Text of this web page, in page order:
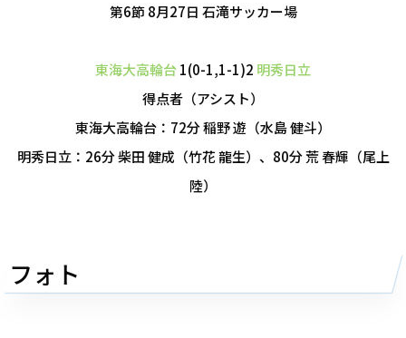
第6節 8月27日 石滝サッカー場
東海大高輪台1(0-1,1-1)2 明秀日立
得点者（アシスト）
東海大高輪台：72分 稲野 遊（水島 健斗）
明秀日立：26分 柴田 健成（竹花 龍生）、80分 荒 春輝（尾上
陸）
フォト